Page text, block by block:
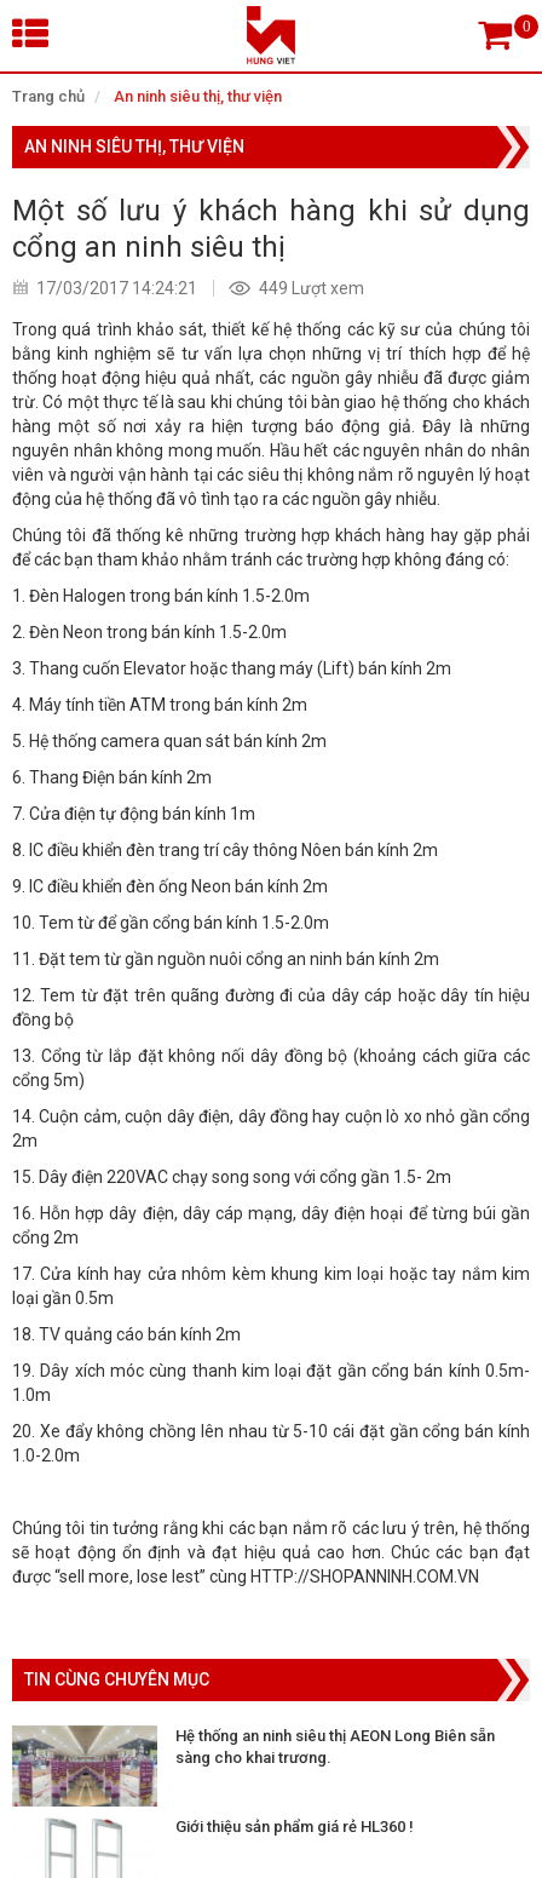
Trang chủ An ninh siêu thị, thư viện
AN NINH SIÊU THỊ, THƯ VIỆN
Một số lưu ý khách hàng khi sử dụng
cổng an ninh siêu thị
17/03/2017 14:24:21 449 Lượt xem
Trong quá trình khảo sát, thiết kế hệ thống các kỹ sư của chúng tôi
bằng kinh nghiệm sẽ tư vấn lựa chọn những vị trí thích hợp để hệ
thống hoạt động hiệu quả nhất, các nguồn gây nhiễu đã được giảm
trừ. Có một thực tế là sau khi chúng tôi bàn giao hệ thống cho khách
hàng một số nơi xảy ra hiện tượng báo động giả. Đây là những
nguyên nhân không mong muốn. Hầu hết các nguyên nhân do nhân
viên và người vận hành tại các siêu thị không nắm rõ nguyên lý hoạt
động của hệ thống đã vô tình tạo ra các nguồn gây nhiễu.
Chúng tôi đã thống kê những trường hợp khách hàng hay gặp phải
để các bạn tham khảo nhằm tránh các trường hợp không đáng có:
1. Đèn Halogen trong bán kính 1.5-2.0m
2. Đèn Neon trong bán kính 1.5-2.0m
3. Thang cuốn Elevator hoặc thang máy (Lift) bán kính 2m
4. Máy tính tiền ATM trong bán kính 2m
5. Hệ thống camera quan sát bán kính 2m
6. Thang Điện bán kính 2m
7. Cửa điện tự động bán kính 1m
8. IC điều khiển đèn trang trí cây thông Nôen bán kính 2m
9. IC điều khiển đèn ống Neon bán kính 2m
10. Tem từ để gần cổng bán kính 1.5-2.0m
11. Đặt tem từ gần nguồn nuôi cổng an ninh bán kính 2m
12. Tem từ đặt trên quãng đường đi của dây cáp hoặc dây tín hiệu
đồng bộ
13. Cổng từ lắp đặt không nối dây đồng bộ (khoảng cách giữa các
cổng 5m)
14. Cuộn cảm, cuộn dây điện, dây đồng hay cuộn lò xo nhỏ gần cổng
2m
15. Dây điện 220VAC chạy song song với cổng gần 1.5- 2m
16. Hỗn hợp dây điện, dây cáp mạng, dây điện hoại để từng búi gần
cổng 2m
17. Cửa kính hay cửa nhôm kèm khung kim loại hoặc tay nắm kim
loại gần 0.5m
18. TV quảng cáo bán kính 2m
19. Dây xích móc cùng thanh kim loại đặt gần cổng bán kính 0.5m-
1.0m
20. Xe đẩy không chồng lên nhau từ 5-10 cái đặt gần cổng bán kính
1.0-2.0m
Chúng tôi tin tưởng rằng khi các bạn nắm rõ các lưu ý trên, hệ thống
sẽ hoạt động ổn định và đạt hiệu quả cao hơn. Chúc các bạn đạt
được “sell more, lose lest” cùng HTTP://SHOPANNINH.COM.VN
TIN CÙNG CHUYÊN MỤC
Hệ thống an ninh siêu thị AEON Long Biên sẵn
sàng cho khai trương.
Giới thiệu sản phẩm giá rẻ HL360 !
×
Tìm theo danh mục
TRANG CHỦ
THIẾT BỊ SIÊU THỊ, THƯ VIỆN
CAMERA GIÁM SÁT
KIỂM SOÁT VÀO RA
BÁO ĐỘNG, BÁO CHÁY
NHÀ THÔNG MINH
LIÊN HỆ